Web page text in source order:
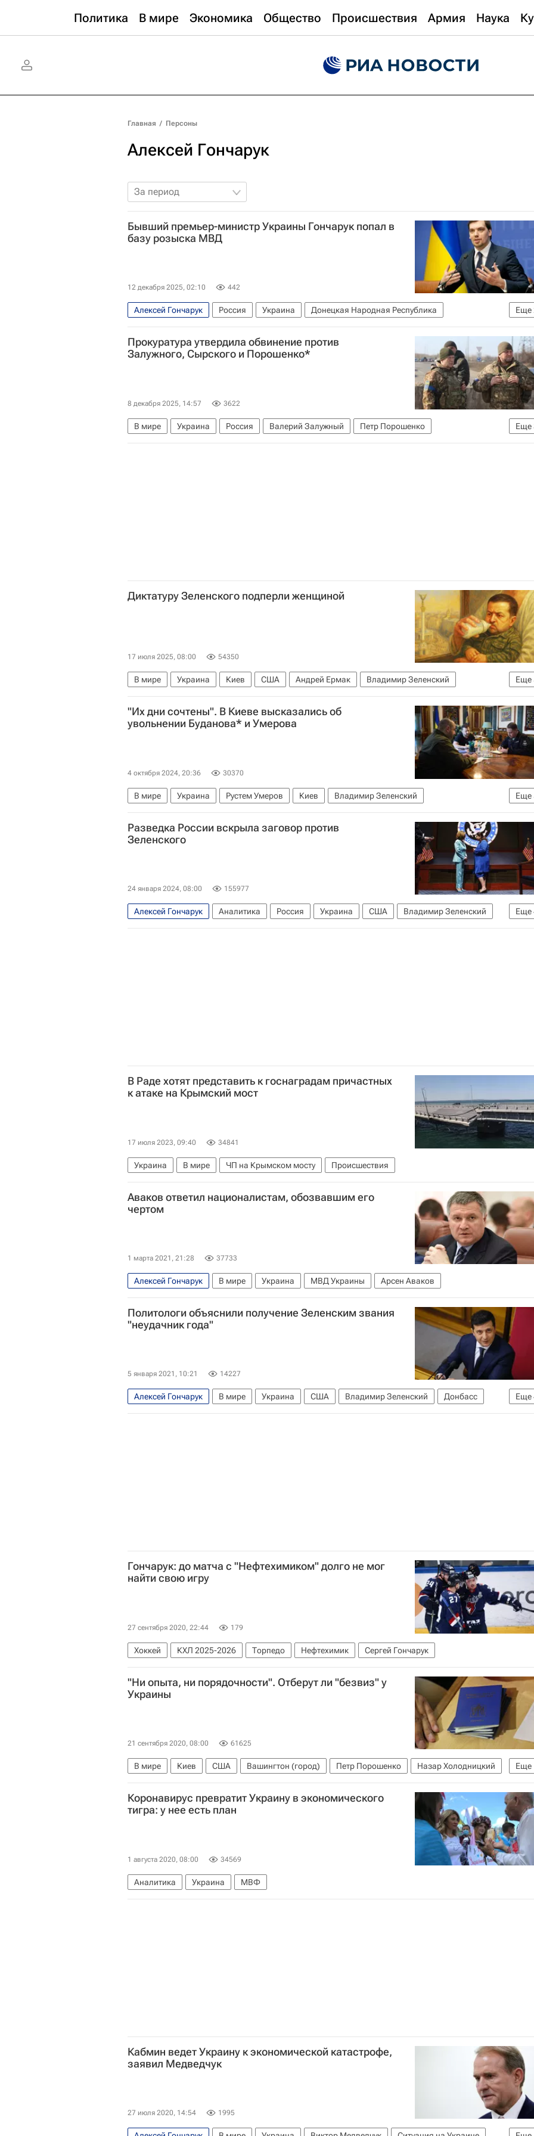
Политика В мире Экономика Общество Происшествия Армия Наука
Главная / Персоны
Алексей Гончарук
За период
Бывший премьер-министр Украины Гончарук попал в
базу розыска МВД
12 декабря 2025, 02:10 442
Еще
Алексей Гончарук Россия Украина
Донецкая Народная Республика
Генеральная прокуратура РФ
Вооруженные силы Украины
Прокуратура утвердила обвинение против
Залужного, Сырского и Порошенко*
8 декабря 2025, 14:57 3622
Еще
В мире Украина Россия Валерий Залужный
Петр Порошенко
Александр Сырский
Вооруженные силы Украины Генеральная прокуратура РФ
Диктатуру Зеленского подперли женщиной
17 июля 2025, 08:00 54350
Еще
В мире Украина Киев США Андрей Ермак
Владимир Зеленский
Давид Арахамия
Евросоюз Верховная Рада Украины
Вооруженные силы Украины
Аналитика
"Их дни сочтены". В Киеве высказались об
увольнении Буданова* и Умерова
4 октября 2024, 20:36 30370
Еще
В мире Украина Рустем Умеров Киев
Владимир Зеленский
Александр Дубинский
Вооруженные силы Украины
Верховная Рада Украины
Новые времена
Forbes
Разведка России вскрыла заговор против
Зеленского
24 января 2024, 08:00 155977
Еще
Алексей Гончарук Аналитика Россия Украина США
Владимир Зеленский
Оксана Маркарова
Евросоюз
Еврокомиссия
В Раде хотят представить к госнаградам причастных
к атаке на Крымский мост
17 июля 2023, 09:40 34841
Украина В мире ЧП на Крымском мосту Происшествия
Аваков ответил националистам, обозвавшим его
чертом
1 марта 2021, 21:28 37733
Алексей Гончарук В мире Украина МВД Украины Арсен Аваков
Политологи объяснили получение Зеленским звания
"неудачник года"
5 января 2021, 10:21 14227
Еще
Алексей Гончарук В мире Украина США Владимир Зеленский
Донбасс
Партия "Слуга народа"
Россия Коронавирус COVID-19 Денис Шмыгаль
Гончарук: до матча с "Нефтехимиком" долго не мог
найти свою игру
27 сентября 2020, 22:44 179
Хоккей КХЛ 2025-2026 Торпедо Нефтехимик Сергей Гончарук
"Ни опыта, ни порядочности". Отберут ли "безвиз" у
Украины
21 сентября 2020, 08:00 61625
Еще
В мире Киев США Вашингтон (город) Петр Порошенко
Назар Холодницкий
Ситуация на Украине
Коронавирус превратит Украину в экономического
тигра: у нее есть план
1 августа 2020, 08:00 34569
Аналитика Украина МВФ
Кабмин ведет Украину к экономической катастрофе,
заявил Медведчук
27 июля 2020, 14:54 1995